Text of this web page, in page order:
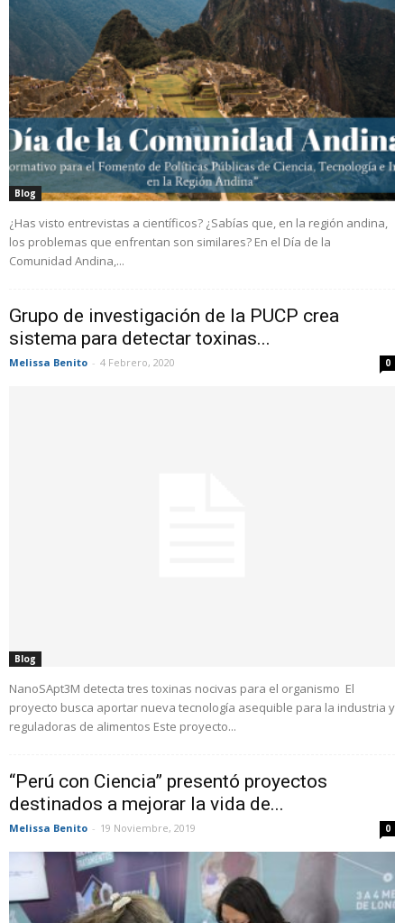
Blog
¿Has visto entrevistas a científicos? ¿Sabías que, en la región andina,
los problemas que enfrentan son similares? En el Día de la
Comunidad Andina,...
Grupo de investigación de la PUCP crea
sistema para detectar toxinas...
Melissa Benito - 4 Febrero, 2020 0
Blog
NanoSApt3M detecta tres toxinas nocivas para el organismo El
proyecto busca aportar nueva tecnología asequible para la industria y
reguladoras de alimentos Este proyecto...
“Perú con Ciencia” presentó proyectos
destinados a mejorar la vida de...
Melissa Benito - 19 Noviembre, 2019 0